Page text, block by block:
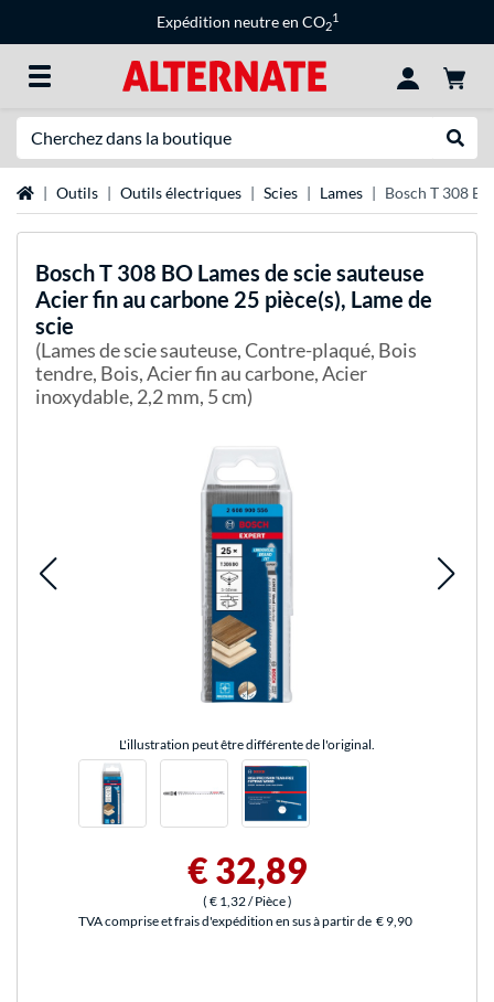
Expédition neutre en CO2
1
Page d'accueil
Outils Outils électriques Scies Lames Bosch T 308
BoschT 308 BO Lames de scie sauteuse
Acier fin au carbone 25 pièce(s), Lame de
scie
(Lames de scie sauteuse, Contre-plaqué, Bois
tendre, Bois, Acier fin au carbone, Acier
inoxydable, 2,2 mm, 5 cm)
L'illustration peut être différente de l'original.
€ 32,89
( € 1,32/ Pièce)
TVA comprise et frais d'expédition en sus à partir de € 9,90